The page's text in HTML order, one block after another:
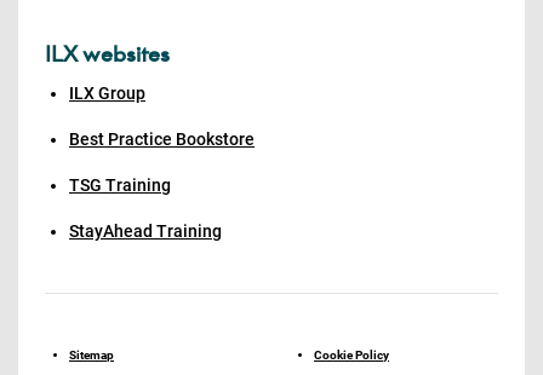
ILX websites
ILX Group
Best Practice Bookstore
TSG Training
StayAhead Training
Sitemap Cookie Policy